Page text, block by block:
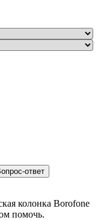
ответ
колонка Borofone
помочь.